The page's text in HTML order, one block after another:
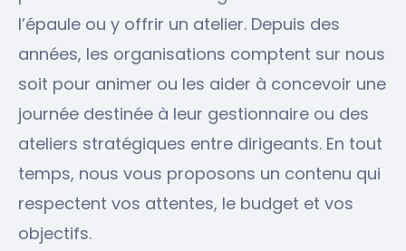
l’épaule ou y offrir un atelier. Depuis des
années, les organisations comptent sur nous
soit pour animer ou les aider à concevoir une
journée destinée à leur gestionnaire ou des
ateliers stratégiques entre dirigeants. En tout
temps, nous vous proposons un contenu qui
respectent vos attentes, le budget et vos
objectifs.